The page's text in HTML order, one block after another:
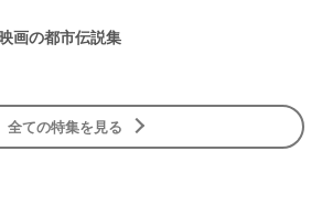
画の都市伝説集
全ての特集を見る